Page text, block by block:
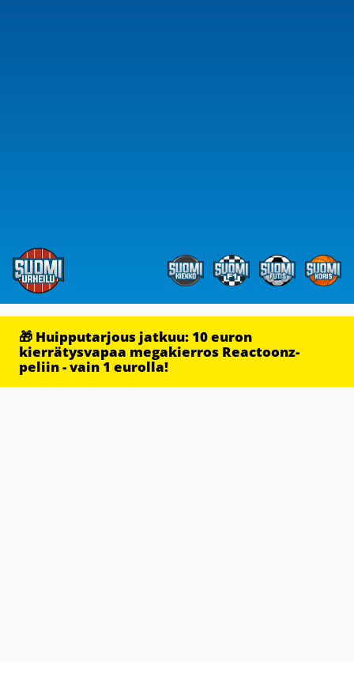
🎁 Huipputarjous jatkuu: 10 euron
kierrätysvapaa megakierros Reactoonz-
peliin - vain 1 eurolla!